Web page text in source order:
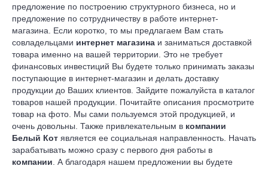
предложение по построению структурного бизнеса, но и
предложение по сотрудничеству в работе интернет-
магазина. Если коротко, то мы предлагаем Вам стать
совладельцами интернет магазина и заниматься доставкой
товара именно на вашей территории. Это не требует
финансовых инвестиций Вы будете только принимать заказы
поступающие в интернет-магазин и делать доставку
продукции до Ваших клиентов. Зайдите пожалуйста в каталог
товаров нашей продукции. Почитайте описания просмотрите
товар на фото. Мы сами пользуемся этой продукцией, и
очень довольны. Также привлекательным в компании
Белый Кот является ее социальная направленность. Начать
зарабатывать можно сразу с первого дня работы в
компании . А благодаря нашем предложении вы будете